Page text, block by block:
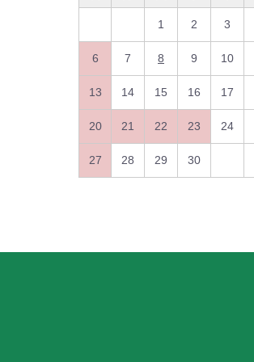
1 2 3
6 7 8 9 10
13 14 15 16 17
20 21 22 23 24
27 28 29 30